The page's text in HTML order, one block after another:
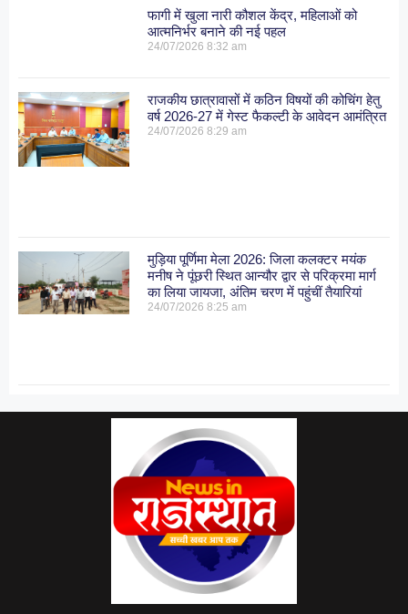
फागी में खुला नारी कौशल केंद्र, महिलाओं को
आत्मनिर्भर बनाने की नई पहल
24/07/20268:32 am
राजकीय छात्रावासों में कठिन विषयों की कोचिंग हेतु
वर्ष 2026-27 में गेस्ट फैकल्टी के आवेदन आमंत्रित
24/07/20268:29 am
मुड़िया पूर्णिमा मेला 2026: जिला कलक्टर मयंक
मनीष ने पूंछरी स्थित आन्यौर द्वार से परिक्रमा मार्ग
का लिया जायजा, अंतिम चरण में पहुंचीं तैयारियां
24/07/20268:25 am